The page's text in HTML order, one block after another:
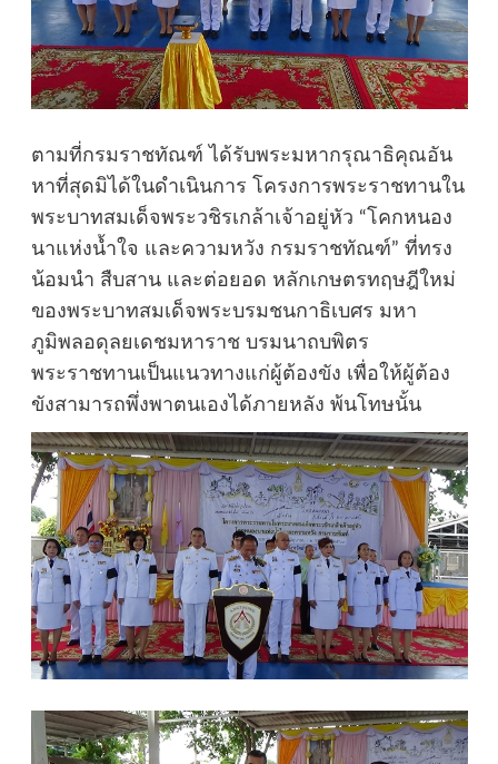
ตามที่กรมราชทัณฑ์ ได้รับพระมหากรุณาธิคุณอัน
หาที่สุดมิได้ในดำเนินการ โครงการพระราชทานใน
พระบาทสมเด็จพระวชิรเกล้าเจ้าอยู่หัว “โคกหนอง
นาแห่งน้ำใจ และความหวัง กรมราชทัณฑ์” ที่ทรง
น้อมนำ สืบสาน และต่อยอด หลักเกษตรทฤษฎีใหม่
ของพระบาทสมเด็จพระบรมชนกาธิเบศร มหา
ภูมิพลอดุลยเดชมหาราช บรมนาถบพิตร
พระราชทานเป็นแนวทางแก่ผู้ต้องขัง เพื่อให้ผู้ต้อง
ขังสามารถพึ่งพาตนเองได้ภายหลัง พ้นโทษนั้น